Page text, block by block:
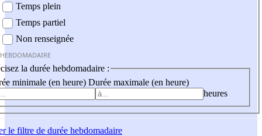
Temps plein
Temps partiel
Non renseignée
la durée hebdomadaire :
minimale (en heure) Durée maximale (en heure)
heures
le filtre de durée hebdomadaire